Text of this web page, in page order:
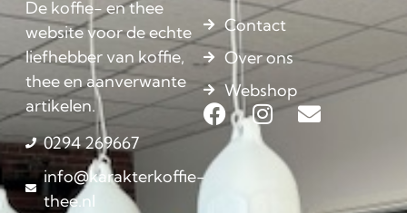
De koffie- en thee
website voor de echte
liefhebber van koffie,
thee en aanverwante
artikelen.
0294 269667
info@karakterkoffie-
thee.nl
Contact
Over ons
Webshop